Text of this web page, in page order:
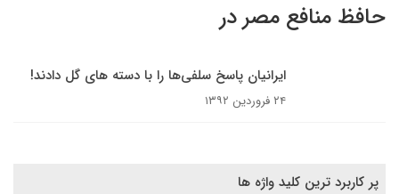
حافظ منافع مصر در
ایرانیان پاسخ سلفی‌ها را با دسته های گل دادند!
۲۴ فروردین ۱۳۹۲
پر کاربرد ترین کلید واژه ها